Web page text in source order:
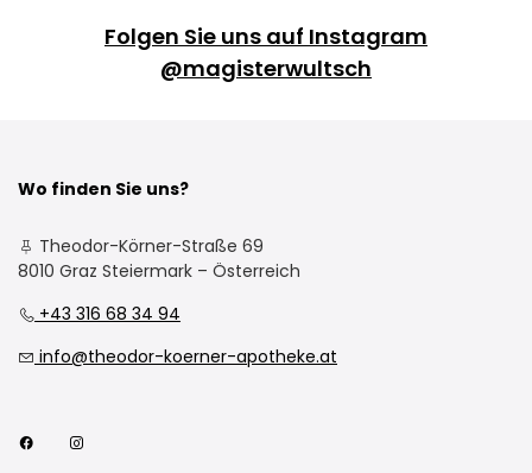
Folgen Sie uns auf Instagram
@magisterwultsch
Wo finden Sie uns?
Theodor-Körner-Straße 69
8010 Graz Steiermark – Österreich
+43 316 68 34 94
info@theodor-koerner-apotheke.at